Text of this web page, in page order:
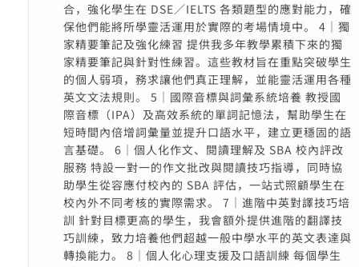
合，強化學生在 DSE／IELTS 各類題型的應對能力，確
保他們能將所學靈活運用於實際的考場情境中。 4｜獨
家精要筆記及強化練習 提供我多年教學累積下來的獨
家精要筆記與針對性練習。這些教材旨在重點突破學生
的個人弱項，務求讓他們真正理解，並能靈活運用各種
英文文法規則。 5｜國際音標與詞彙系統培養 教授國
際音標（IPA）及高效系統的單詞記憶法，幫助學生在
短時間內倍增詞彙量並提升口語水平，建立更穩固的語
言基礎。 6｜個人化作文、閱讀理解及 SBA 校內評改
服務 特設一對一的作文批改與閱讀技巧指導，同時協
助學生從容應付校內的 SBA 評估，一站式照顧學生在
校內外不同考核的實際需求。 7｜進階中英對譯技巧培
訓 針對目標更高的學生，我會額外提供進階的翻譯技
巧訓練，致力培養他們超越一般中學水平的英文表達與
轉換能力。 8｜個人化心理支援及口語訓練 每個學生